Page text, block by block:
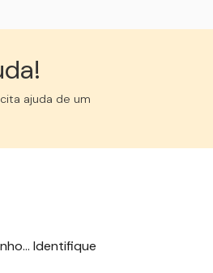
ajuda de um
Identifique